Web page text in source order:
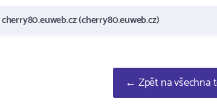
cherry80.euweb.cz (cherry80.euweb.cz)
← Zpět na všechna